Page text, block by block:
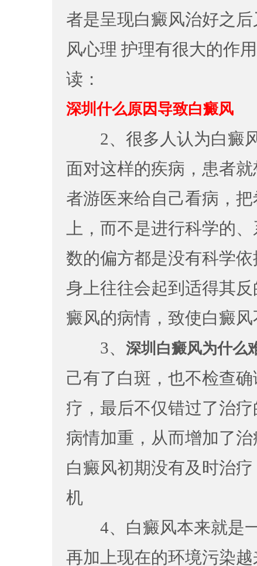
者是呈现白癜风治好之
风心理 护理有很大的作
读：
深圳什么原因导致白癜风
2、很多人认为白癜风
面对这样的疾病，患者
者游医来给自己看病，
上，而不是进行科学的
数的偏方都是没有科学
身上往往会起到适得其
癜风的病情，致使白癜风
3、深圳白癜风为什么
己有了白斑，也不检查
疗，最后不仅错过了治
病情加重，从而增加了
白癜风初期没有及时治
机
4、白癜风本来就是一
再加上现在的环境污染